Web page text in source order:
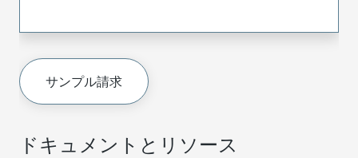
ドキュメントとリソース
サンプル請求